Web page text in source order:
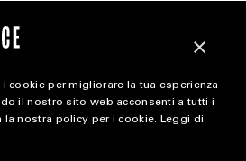
magazine
×
cookie per migliorare la tua esperienza
il nostro sito web acconsenti a tutti i
la nostra policy per i cookie. Leggi di